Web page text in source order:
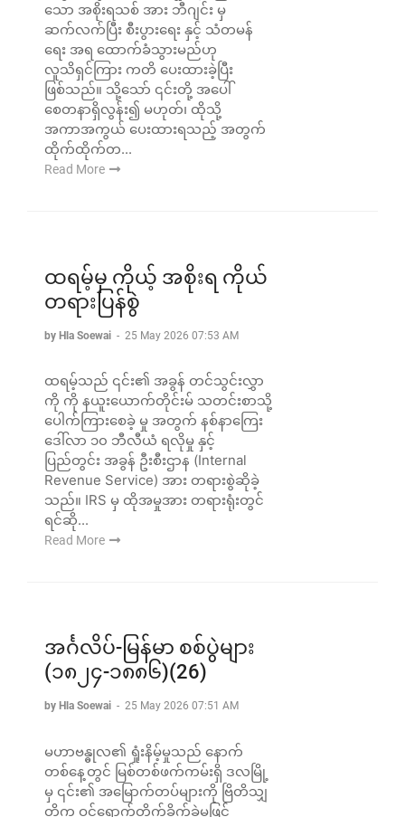
သော အစိုးရသစ် အား ဘီဂျင်း မှ
ဆက်လက်ပြီး စီးပွားရေး နှင့် သံတမန်
ရေး အရ ထောက်ခံသွားမည်ဟု
လူသိရှင်ကြား ကတိ ပေးထားခဲ့ပြီး
ဖြစ်သည်။ သို့သော် ၎င်းတို့ အပေါ်
စေတနာရှိလွန်း၍ မဟုတ်၊ ထိုသို့
အကာအကွယ် ပေးထားရသည့် အတွက်
ထိုက်ထိုက်တ...
Read More
ထရမ့်မှ ကိုယ့် အစိုးရ ကိုယ်
တရားပြန်စွဲ
by Hla Soewai - 25 May 2026 07:53 AM
ထရမ့်သည် ၎င်း၏ အခွန် တင်သွင်းလွှာ
ကို ကို နယူးယောက်တိုင်းမ် သတင်းစာသို့
ပေါက်ကြားစေခဲ့ မှု အတွက် နစ်နာကြေး
ဒေါ်လာ ၁၀ ဘီလီယံ ရလိုမှု နှင့်
ပြည်တွင်း အခွန် ဦးစီးဌာန (Internal
Revenue Service) အား တရားစွဲဆိုခဲ့
သည်။ IRS မှ ထိုအမှုအား တရားရုံးတွင်
ရင်ဆို...
Read More
အင်္ဂလိပ်-မြန်မာ စစ်ပွဲများ
(၁၈၂၄-၁၈၈၆)(26)
by Hla Soewai - 25 May 2026 07:51 AM
မဟာဗန္ဓုလ၏ ရှုံးနိမ့်မှုသည် နောက်
တစ်နေ့တွင် မြစ်တစ်ဖက်ကမ်းရှိ ဒလမြို့
မှ ၎င်း၏ အမြောက်တပ်များကို ဗြိတိသျှ
တို့က ဝင်ရောက်တိုက်ခိုက်ခဲ့မှုဖြင့်